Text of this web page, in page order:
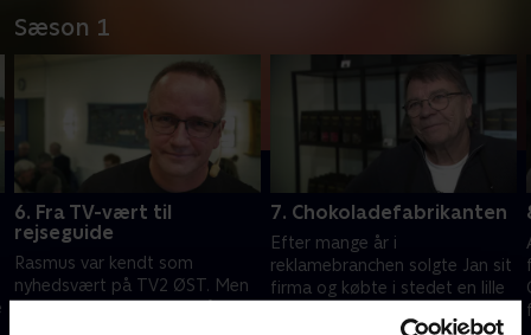
Sæson 1
6. Fra TV-vært til
rejseguide
Rasmus var kendt som
nyhedsvært på TV2 ØST. Men
7. Chokoladefabrikanten
Efter mange år i
reklamebranchen solgte Jan sit
firma og købte i stedet en lille